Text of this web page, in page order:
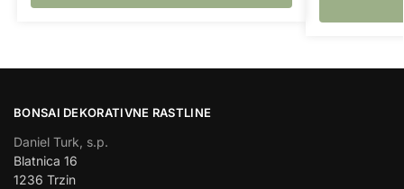
BONSAI DEKORATIVNE RASTLINE
Daniel Turk, s.p.
Blatnica 16
1236 Trzin